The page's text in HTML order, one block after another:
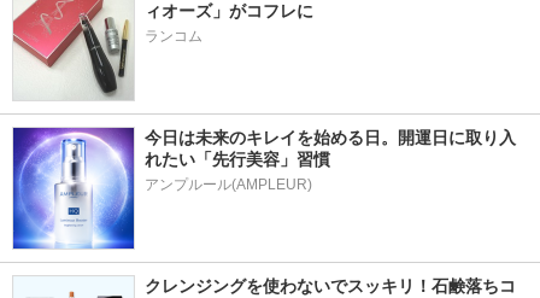
ィオーズ」がコフレに
ランコム
今日は未来のキレイを始める日。開運日に取り入
れたい「先行美容」習慣
アンプルール(AMPLEUR)
クレンジングを使わないでスッキリ！石鹸落ちコ